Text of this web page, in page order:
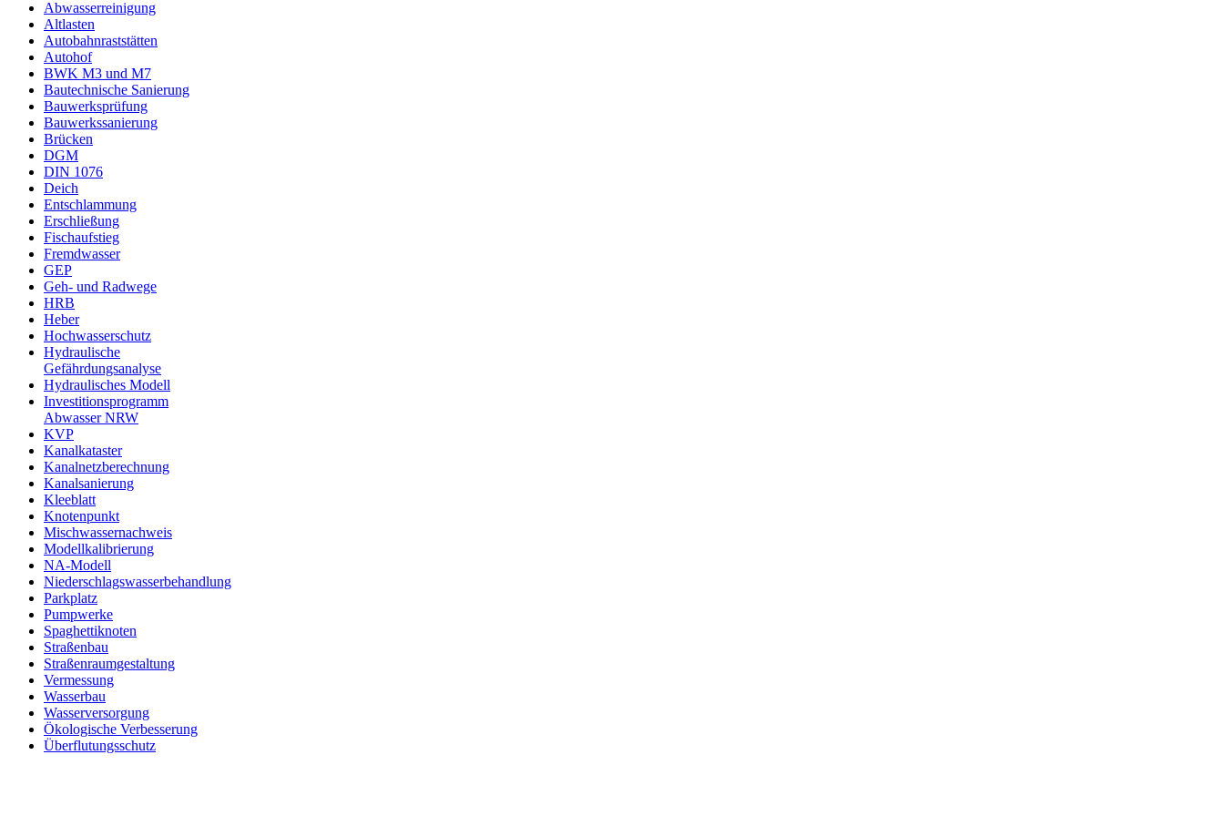
Abwasserreinigung
Altlasten
Autobahnraststätten
Autohof
BWK M3 und M7
Bautechnische Sanierung
Bauwerksprüfung
Bauwerkssanierung
Brücken
DGM
DIN 1076
Deich
Entschlammung
Erschließung
Fischaufstieg
Fremdwasser
GEP
Geh- und Radwege
HRB
Heber
Hochwasserschutz
Hydraulische
Gefährdungsanalyse
Hydraulisches Modell
Investitionsprogramm
Abwasser NRW
KVP
Kanalkataster
Kanalnetzberechnung
Kanalsanierung
Kleeblatt
Knotenpunkt
Mischwassernachweis
Modellkalibrierung
NA-Modell
Niederschlagswasserbehandlung
Parkplatz
Pumpwerke
Spaghettiknoten
Straßenbau
Straßenraumgestaltung
Vermessung
Wasserbau
Wasserversorgung
Ökologische Verbesserung
Überflutungsschutz